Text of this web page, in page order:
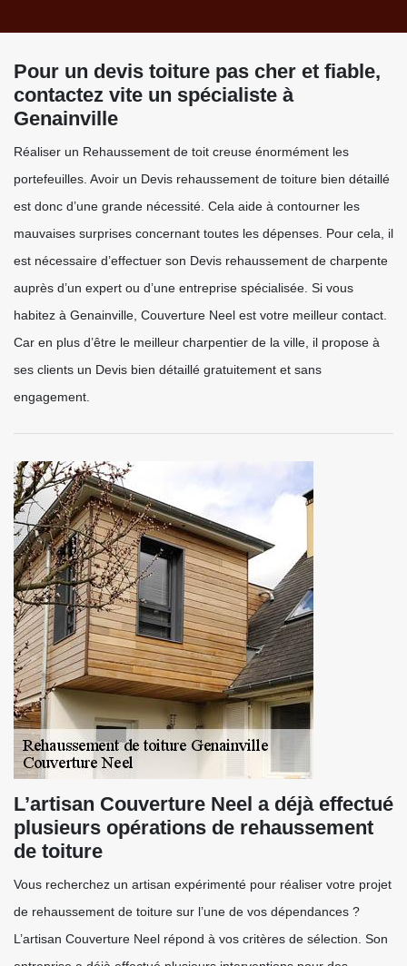
Pour un devis toiture pas cher et fiable,
contactez vite un spécialiste à
Genainville
Réaliser un Rehaussement de toit creuse énormément les
portefeuilles. Avoir un Devis rehaussement de toiture bien détaillé
est donc d’une grande nécessité. Cela aide à contourner les
mauvaises surprises concernant toutes les dépenses. Pour cela, il
est nécessaire d’effectuer son Devis rehaussement de charpente
auprès d’un expert ou d’une entreprise spécialisée. Si vous
habitez à Genainville, Couverture Neel est votre meilleur contact.
Car en plus d’être le meilleur charpentier de la ville, il propose à
ses clients un Devis bien détaillé gratuitement et sans
engagement.
L’artisan Couverture Neel a déjà effectué
plusieurs opérations de rehaussement
de toiture
Vous recherchez un artisan expérimenté pour réaliser votre projet
de rehaussement de toiture sur l’une de vos dépendances ?
L’artisan Couverture Neel répond à vos critères de sélection. Son